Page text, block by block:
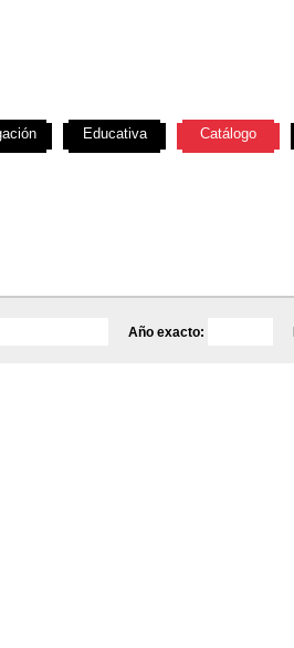
Año exacto:
Educativa Catálogo